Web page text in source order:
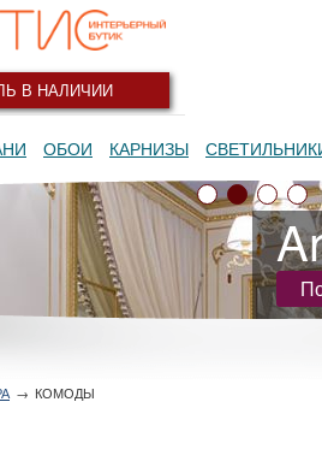
В НАЛИЧИИ
ОБОИ КАРНИЗЫ
→ КОМОДЫ